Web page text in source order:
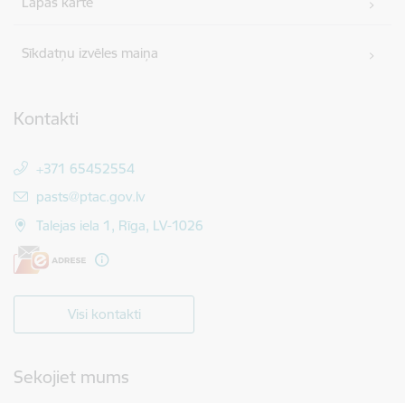
Sīkdatņu izvēles maiņa
Kontakti
+371 65452554
E-pasts:
pasts@ptac.gov.lv
Talejas iela 1, Rīga, LV-1026
Visi kontakti
Sekojiet mums